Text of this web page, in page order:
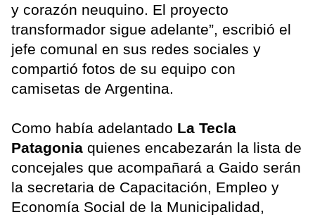
y corazón neuquino. El proyecto
transformador sigue adelante”, escribió el
jefe comunal en sus redes sociales y
compartió fotos de su equipo con
camisetas de Argentina.
Como había adelantado La Tecla
Patagonia quienes encabezarán la lista de
concejales que acompañará a Gaido serán
la secretaria de Capacitación, Empleo y
Economía Social de la Municipalidad,